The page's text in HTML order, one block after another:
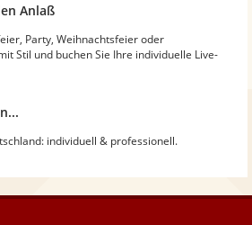
Anlaß
Party, Weihnachtsfeier oder
Stil und buchen Sie Ihre individuelle Live-
individuell & professionell.